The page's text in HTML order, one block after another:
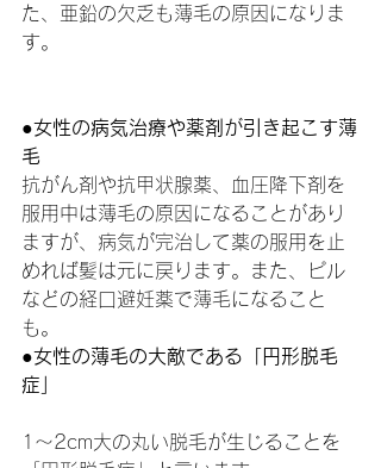
た、亜鉛の欠乏も薄毛の原因になりま
す。
●女性の病気治療や薬剤が引き起こす薄
毛
抗がん剤や抗甲状腺薬、血圧降下剤を
服用中は薄毛の原因になることがあり
ますが、病気が完治して薬の服用を止
めれば髪は元に戻ります。また、ピル
などの経口避妊薬で薄毛になること
も。
●女性の薄毛の大敵である「円形脱毛
症」
1～2cm大の丸い脱毛が生じることを